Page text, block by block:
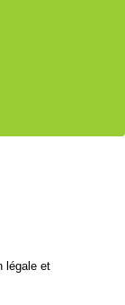
légale et